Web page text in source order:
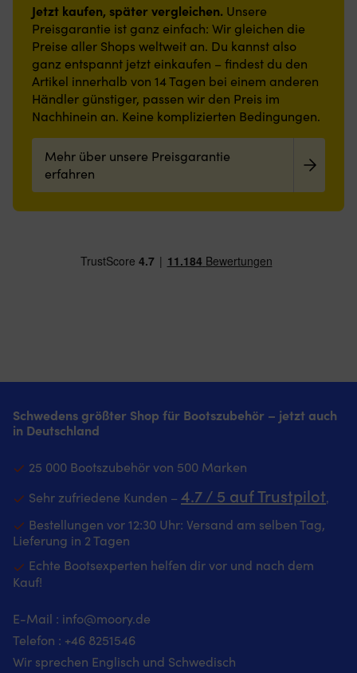
Jetzt kaufen, später vergleichen. Unsere
Preisgarantie ist ganz einfach: Wir gleichen die
Preise aller Shops weltweit an. Du kannst also
ganz entspannt jetzt einkaufen – findest du den
Artikel innerhalb von 14 Tagen bei einem anderen
Händler günstiger, passen wir den Preis im
Nachhinein an. Keine komplizierten Bedingungen.
Mehr über unsere Preisgarantie
erfahren
Schwedens größter Shop für Bootszubehör – jetzt auch
in Deutschland
25 000 Bootszubehör von 500 Marken
Sehr zufriedene Kunden – 4.7 / 5 auf Trustpilot‚
Bestellungen vor 12:30 Uhr: Versand am selben Tag,
Lieferung in 2 Tagen
Echte Bootsexperten helfen dir vor und nach dem
Kauf!
E-Mail : info@moory.de
Telefon : +46 8251546
Wir sprechen Englisch und Schwedisch